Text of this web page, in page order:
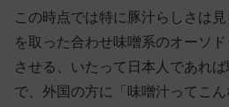
この時点では特に豚汁らしさは
を取った合わせ味噌系のオーソ
させる、いたって日本人であれ
で、外国の方に「味噌汁ってこ